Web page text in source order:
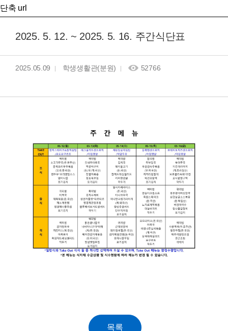
단축 url
2025. 5. 12. ~ 2025. 5. 16. 주간식단표
2025.05.09 학생생활관(분원) 52766